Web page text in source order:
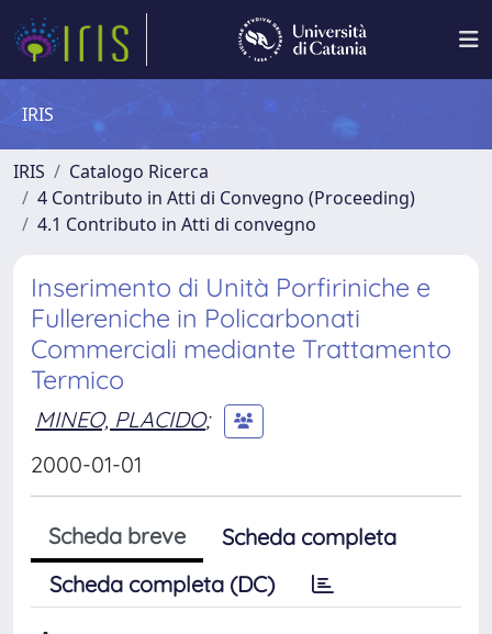
IRIS
IRIS
Catalogo Ricerca
4 Contributo in Atti di Convegno (Proceeding)
4.1 Contributo in Atti di convegno
Inserimento di Unità Porfiriniche e
Fullereniche in Policarbonati
Commerciali mediante Trattamento
Termico
MINEO, PLACIDO;
2000-01-01
Scheda breve
Scheda completa
Scheda completa (DC)